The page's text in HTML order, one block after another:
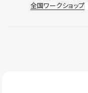
全国ワークショップ